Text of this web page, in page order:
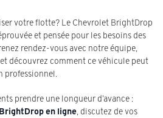
votre flotte? Le Chevrolet BrightDrop
et pensée pour les besoins des
rendez-vous avec notre équipe,
et découvrez comment ce véhicule peut
professionnel.
prendre une longueur d’avance :
en ligne, discutez de vos